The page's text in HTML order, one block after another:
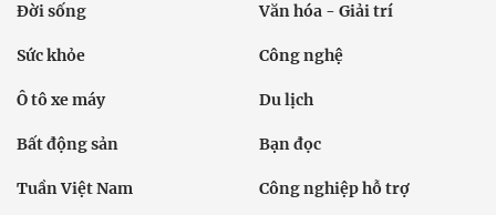
Đời sống Văn hóa - Giải trí
Sức khỏe Công nghệ
Ô tô xe máy Du lịch
Bất động sản Bạn đọc
Tuần Việt Nam Công nghiệp hỗ trợ